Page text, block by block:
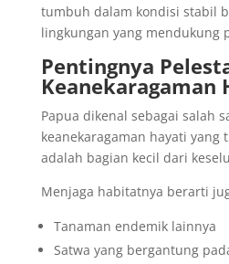
tumbuh dalam kondisi stabil
lingkungan yang mendukung
Pentingnya
Keanekaragaman
Papua dikenal sebagai salah
keanekaragaman hayati yang
adalah bagian kecil dari
Menjaga habitatnya berarti
Tanaman endemik lainnya
Satwa yang bergantung